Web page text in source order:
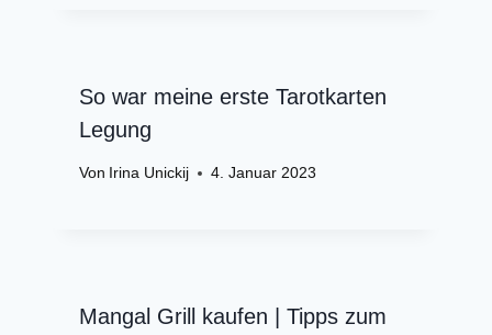
So war meine erste Tarotkarten
Legung
Von Irina Unickij 4. Januar 2023
Mangal Grill kaufen | Tipps zum